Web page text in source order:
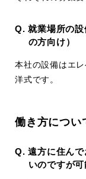
Q. 就業場所の
の方向け）
本社の設備はエ
洋式です。
働き方につい
Q. 遠方に住ん
いのですが可